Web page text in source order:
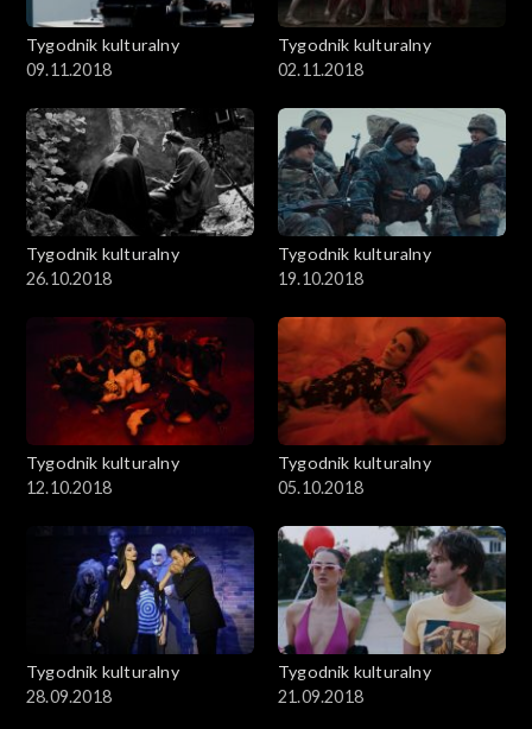
Tygodnik kulturalny
09.11.2018
Tygodnik kulturalny
02.11.2018
Tygodnik kulturalny
26.10.2018
Tygodnik kulturalny
19.10.2018
Tygodnik kulturalny
12.10.2018
Tygodnik kulturalny
05.10.2018
Tygodnik kulturalny
28.09.2018
Tygodnik kulturalny
21.09.2018